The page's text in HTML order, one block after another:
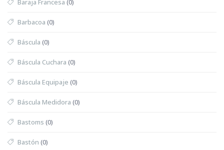
Baraja Francesa (0)
Barbacoa (0)
Báscula (0)
Báscula Cuchara (0)
Báscula Equipaje (0)
Báscula Medidora (0)
Bastoms (0)
Bastón (0)